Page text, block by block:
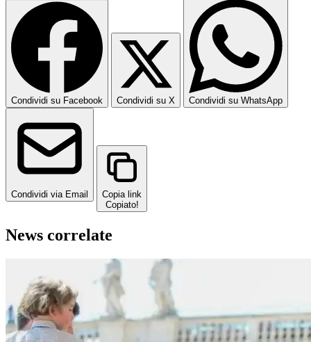
Condividi su Facebook Condividi su X Condividi su WhatsApp
Condividi via Email
Copia link
Copiato!
News correlate